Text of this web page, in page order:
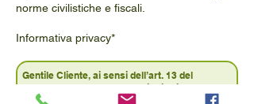
norme civilistiche e fiscali.
Informativa privacy*